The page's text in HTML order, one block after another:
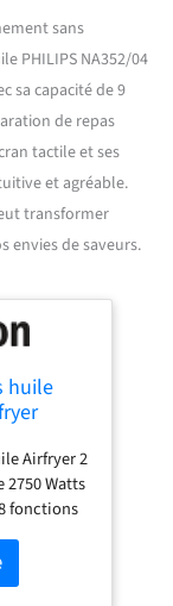
sans
PHILIPS NA352/04
sa capacité de 9
de repas
tactile et ses
et agréable.
transformer
envies de saveurs.
huile
Airfryer 2
Watts
fonctions